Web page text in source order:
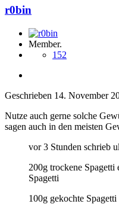
r0bin
Member.
152
Geschrieben 14. November
Nutze auch gerne solche
sagen auch in den meisten
vor 3 Stunden schrieb
200g trockene Spagetti
Spagetti
100g gekochte